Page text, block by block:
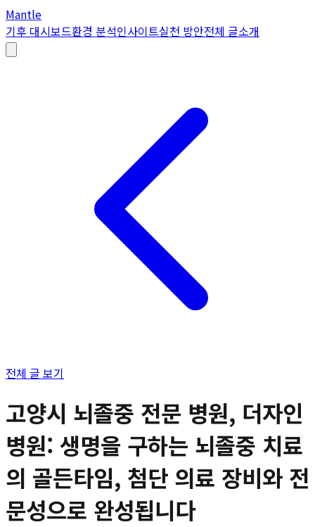
Mantle
기후 대시보드환경 분석인사이트실천 방안전체 글소개
전체 글 보기
고양시 뇌졸중 전문 병원, 더자인
병원: 생명을 구하는 뇌졸중 치료
의 골든타임, 첨단 의료 장비와 전
문성으로 완성됩니다